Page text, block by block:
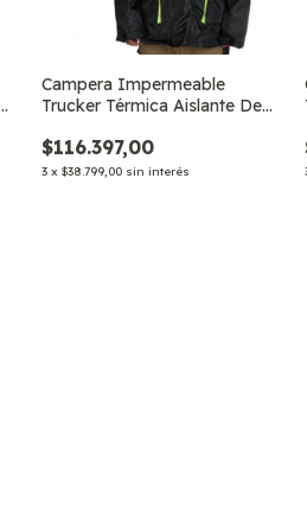
Campera Impermeable
Trucker Térmica Aislante De
$116.397,00
3 x $38.799,00 sin interés